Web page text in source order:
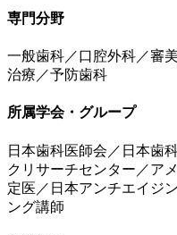
専門分野
一般歯科／口腔外科／審
治療／予防歯科
所属学会・グループ
日本歯科医師会／日本歯
クリサーチセンター／ア
定医／日本アンチエイジ
ング講師